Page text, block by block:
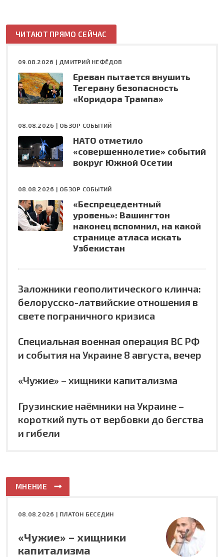
ЧИТАЮТ ПРЯМО СЕЙЧАС
09.08.2026 | ДМИТРИЙ НЕФЁДОВ
Ереван пытается внушить
Тегерану безопасность
«Коридора Трампа»
08.08.2026 | ОБЗОР СОБЫТИЙ
НАТО отметило
«совершеннолетие» событий
вокруг Южной Осетии
08.08.2026 | ОБЗОР СОБЫТИЙ
«Беспрецедентный
уровень»: Вашингтон
наконец вспомнил, на какой
странице атласа искать
Узбекистан
Заложники геополитического клинча:
белорусско-латвийские отношения в
свете пограничного кризиса
Специальная военная операция ВС РФ
и события на Украине 8 августа, вечер
«Чужие» – хищники капитализма
Грузинские наёмники на Украине –
короткий путь от вербовки до бегства
и гибели
МНЕНИЕ
08.08.2026 | ПЛАТОН БЕСЕДИН
«Чужие» – хищники
капитализма